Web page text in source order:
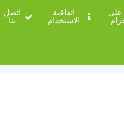
على
اتفاقية
الاستخدام
اتصل
بنا